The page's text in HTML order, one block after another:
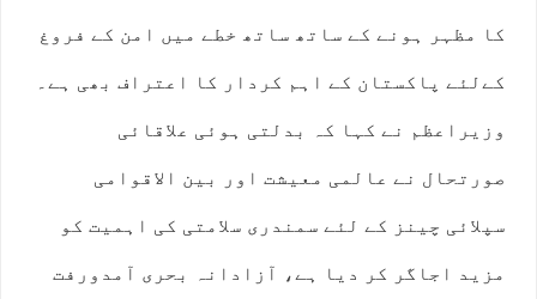
کا مظہر ہونے کے ساتھ ساتھ خطے میں امن کے فروغ
کےلئے پاکستان کے اہم کردار کا اعتراف بھی ہے۔
وزیراعظم نے کہا کہ بدلتی ہوئی علاقائی
صورتحال نے عالمی معیشت اور بین الاقوامی
سپلائی چینز کے لئے سمندری سلامتی کی اہمیت کو
مزید اجاگر کر دیا ہے، آزادانہ بحری آمدورفت